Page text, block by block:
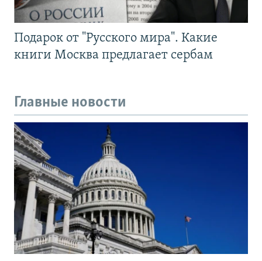
Подарок от "Русского мира". Какие
книги Москва предлагает сербам
Главные новости